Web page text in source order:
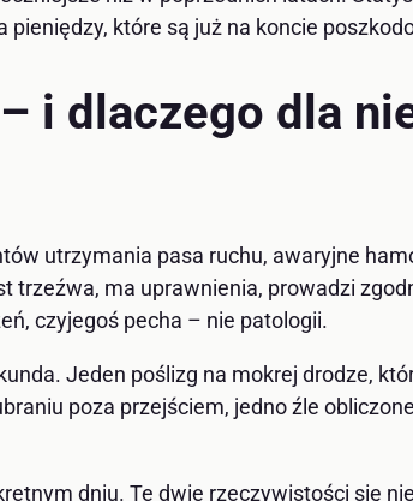
które są już na koncie
i dlaczego dla
utrzymania pasa ruchu, awaryjne
ma uprawnienia, prowadzi
czyjegoś pecha – nie patologii.
Jeden poślizg na mokrej drodze,
poza przejściem, jedno źle
dniu. Te dwie rzeczywistości się